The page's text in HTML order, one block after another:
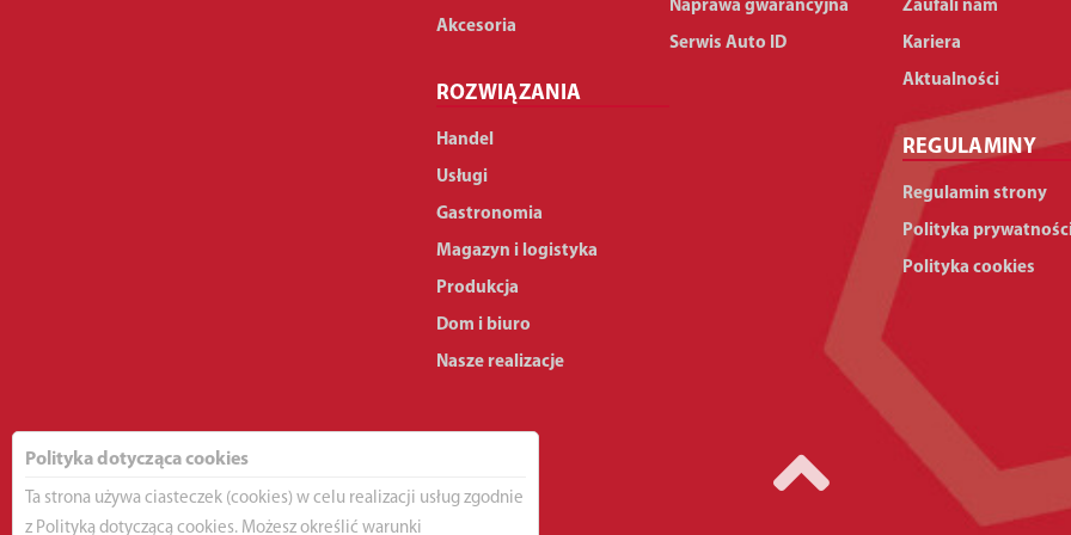
Akcesoria
ROZWIĄZANIA
Handel
Usługi
Gastronomia
Magazyn i logistyka
Produkcja
Dom i biuro
Nasze realizacje
Naprawa gwarancyjna
Serwis Auto ID
Zaufali nam
Kariera
Aktualności
REGULAMINY
Regulamin strony
Polityka
Polityka cookies
Polityka dotycząca cookies
Ta strona używa ciasteczek (cookies) w celu realizacji usług zgodnie
z Polityką dotyczącą cookies. Możesz określić warunki